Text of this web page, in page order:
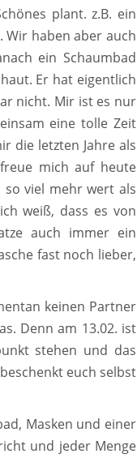
plant. z.B. ein
Wir haben aber auch
ein Schaumbad
Er hat eigentlich
nicht. Mir ist es nur
eine tolle Zeit
die letzten Jahre als
mich auf heute
so viel mehr wert als
weiß, dass es von
auch immer ein
fast noch lieber,
keinen Partner
Denn am 13.02. ist
stehen und das
euch selbst
Masken und einer
und jeder Menge